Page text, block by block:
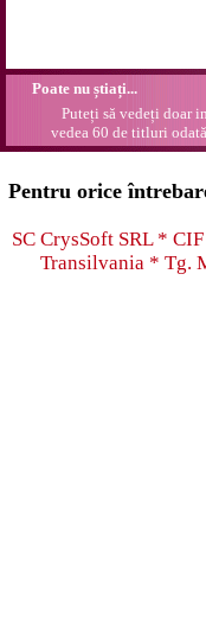
Poate nu știați...
Puteți să vedeți doar
vedea 60 de titluri
Pentru orice
SC CrysSoft SRL *
Transilvania * Tg.